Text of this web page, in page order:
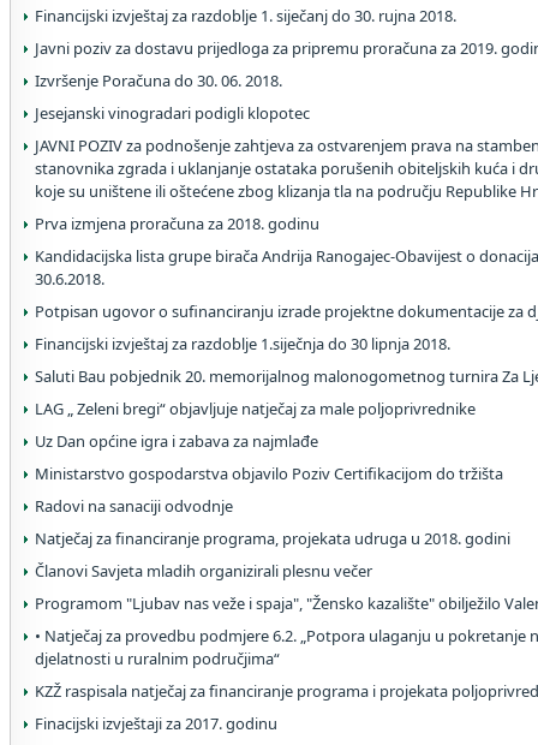
Financijski izvještaj za razdoblje 1. siječanj do 30. rujna 2018.
Javni poziv za dostavu prijedloga za pripremu proračuna za 2019.
Izvršenje Poračuna do 30. 06. 2018.
Jesejanski vinogradari podigli klopotec
JAVNI POZIV za podnošenje zahtjeva za ostvarenjem prava na
stanovnika zgrada i uklanjanje ostataka porušenih obiteljskih kuća i
koje su uništene ili oštećene zbog klizanja tla na području Republike
Prva izmjena proračuna za 2018. godinu
Kandidacijska lista grupe birača Andrija Ranogajec-Obavijest o
30.6.2018.
Potpisan ugovor o sufinanciranju izrade projektne dokumentacije za
Financijski izvještaj za razdoblje 1.siječnja do 30 lipnja 2018.
Saluti Bau pobjednik 20. memorijalnog malonogometnog turnira Za
LAG „ Zeleni bregi“ objavljuje natječaj za male poljoprivrednike
Uz Dan općine igra i zabava za najmlađe
Ministarstvo gospodarstva objavilo Poziv Certifikacijom do tržišta
Radovi na sanaciji odvodnje
Natječaj za financiranje programa, projekata udruga u 2018. godini
Članovi Savjeta mladih organizirali plesnu večer
Programom "Ljubav nas veže i spaja", "Žensko kazalište" obilježilo
• Natječaj za provedbu podmjere 6.2. „Potpora ulaganju u pokretanje
djelatnosti u ruralnim područjima“
KZŽ raspisala natječaj za financiranje programa i projekata
Finacijski izvještaji za 2017. godinu